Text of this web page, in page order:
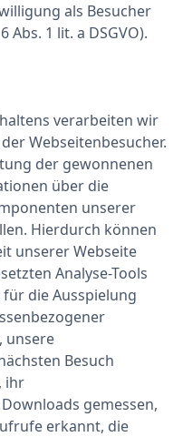
als Besucher
Abs. 1 lit. a DSGVO).
verarbeiten wir
Webseitenbesucher.
der gewonnenen
über die
unserer
Hierdurch können
unserer Webseite
Analyse-Tools
die Ausspielung
unsere
Besuch
ihr
gemessen,
erkannt, die